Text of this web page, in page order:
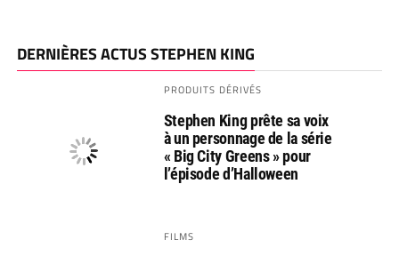
DERNIÈRES ACTUS STEPHEN KING
PRODUITS DÉRIVÉS
Stephen King prête sa voix
à un personnage de la série
« Big City Greens » pour
l’épisode d’Halloween
FILMS